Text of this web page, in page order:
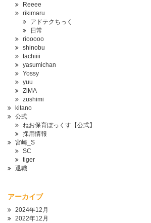
Reeee
rikimaru
アドテクちっく
日常
riooooo
shinobu
tachiiii
yasumichan
Yossy
yuu
ZiMA
zushimi
kitano
公式
ねお保育ぼっくす【公式】
採用情報
宮崎_S
SC
tiger
退職
アーカイブ
2024年12月
2022年12月